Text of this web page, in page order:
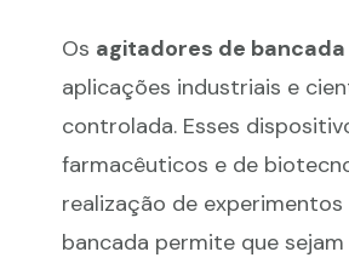
Os agitadores de
aplicações industriais e
controlada. Esses
farmacêuticos e de
realização de
bancada permite que